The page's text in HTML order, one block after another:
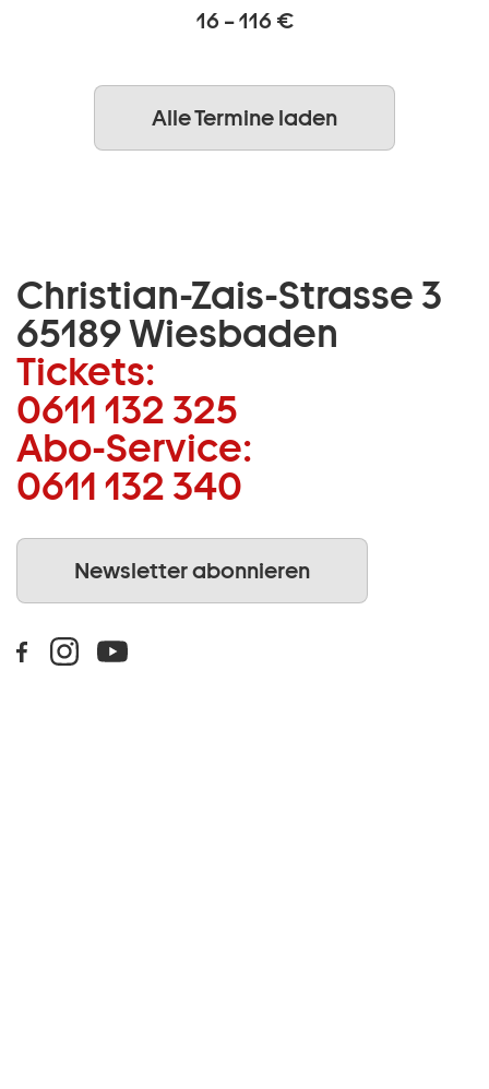
16 – 116 €
Alle Termine laden
Christian-Zais-Strasse 3
65189 Wiesbaden
Tickets:
0611 132 325
Abo-Service:
0611 132 340
Newsletter abonnieren